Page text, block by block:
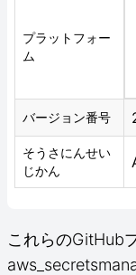
プラットフォー
ム
バージョン番号
そうさにんせい
じかん
これらのGitHub